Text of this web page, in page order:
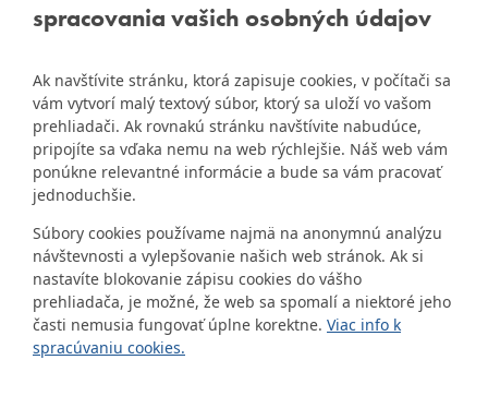
spracovania vašich osobných údajov
Ak navštívite stránku, ktorá zapisuje cookies, v počítači sa
vám vytvorí malý textový súbor, ktorý sa uloží vo vašom
prehliadači. Ak rovnakú stránku navštívite nabudúce,
pripojíte sa vďaka nemu na web rýchlejšie. Náš web vám
ponúkne relevantné informácie a bude sa vám pracovať
jednoduchšie.
Súbory cookies používame najmä na anonymnú analýzu
návštevnosti a vylepšovanie našich web stránok. Ak si
nastavíte blokovanie zápisu cookies do vášho
prehliadača, je možné, že web sa spomalí a niektoré jeho
časti nemusia fungovať úplne korektne. Viac info k
spracúvaniu cookies.
starej stránke Dúbravky
Naša mestská časť získala 3.
miesto v súťažiZlatyErb.sk
o
najlepšiu internetovú stránku
samospráv za rok 2020
IČO: 00603406
DIČ: 2020919120
IČ DPH: Nie sme platca
DPH
Bankové spojenie:
a.s., Mlynské nivy 1, 829 90
Bratislava 25
Číslo účtu v tvare IBAN:
SK31 0200 0000 0000 1012
8032, BIC kód: SUBASKBX